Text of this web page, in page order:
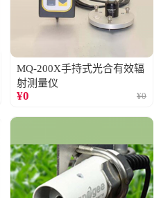
MQ-200X手持式光合有效辐
射测量仪
¥0 ¥0